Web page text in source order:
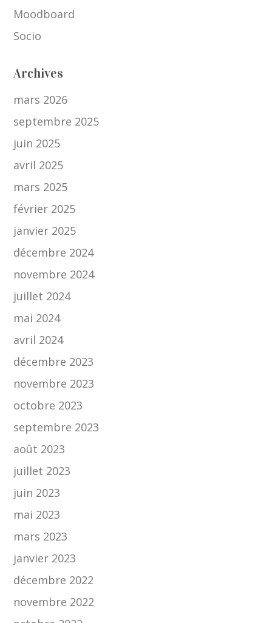
Moodboard
Socio
Archives
mars 2026
septembre 2025
juin 2025
avril 2025
mars 2025
février 2025
janvier 2025
décembre 2024
novembre 2024
juillet 2024
mai 2024
avril 2024
décembre 2023
novembre 2023
octobre 2023
septembre 2023
août 2023
juillet 2023
juin 2023
mai 2023
mars 2023
janvier 2023
décembre 2022
novembre 2022